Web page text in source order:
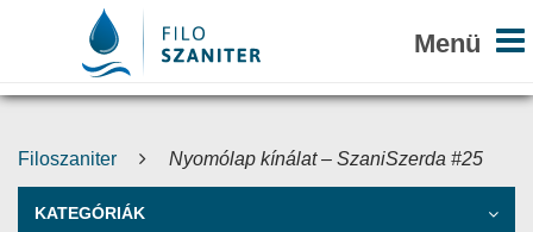
Filoszaniter Nyomólap kínálat – SzaniSzerda #25
KATEGÓRIÁK